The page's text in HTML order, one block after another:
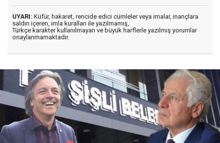
UYARI: Küfür, hakaret, rencide edici cümleler veya imalar, inançlara
saldırı içeren, imla kuralları ile yazılmamış,
Türkçe karakter kullanılmayan ve büyük harflerle yazılmış yorumlar
onaylanmamaktadır.